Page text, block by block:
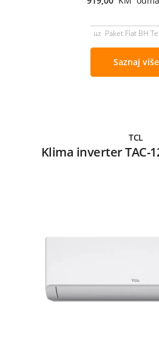
uz Paket Flat BH
Saznaj više
TCL
Klima inverter TAC-